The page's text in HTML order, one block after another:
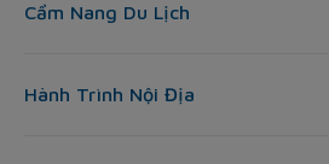
Cẩm Nang Du Lịch
Hành Trình Nội Địa